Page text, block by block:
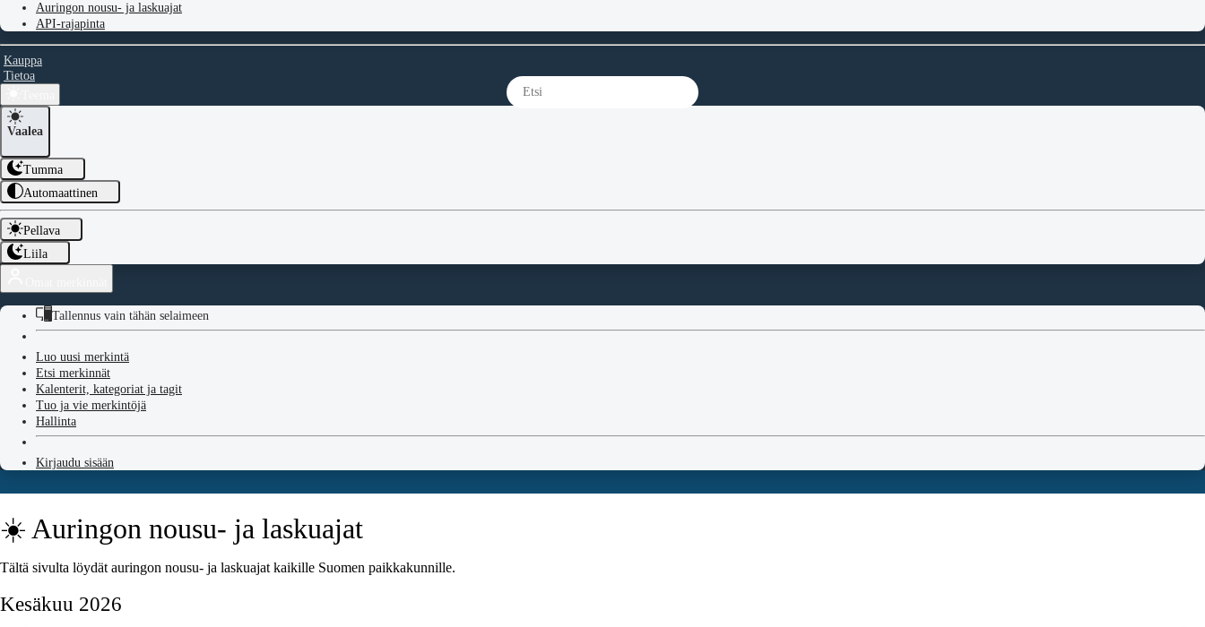
Auringon nousu- ja laskuajat
API-rajapinta
Kauppa
Tietoa
Vaalea
Tumma
Automaattinen
Pellava
Liila
Tallennus vain tähän selaimeen
Luo uusi merkintä
Etsi merkinnät
Kalenterit, kategoriat ja tagit
Tuo ja vie merkintöjä
Hallinta
Kirjaudu sisään
☀️ Auringon nousu- ja laskuajat
Tältä sivulta löydät auringon nousu- ja laskuajat kaikille Suomen paikkakunnille.
Kesäkuu 2026